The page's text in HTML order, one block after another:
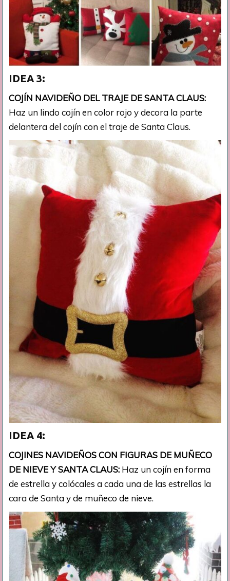
IDEA 3:
COJÍN NAVIDEÑO DEL TRAJE DE SANTA CLAUS:
Haz un lindo cojín en color rojo y decora la parte
delantera del cojín con el traje de Santa Claus.
IDEA 4:
COJINES NAVIDEÑOS CON FIGURAS DE MUÑECO
DE NIEVE Y SANTA CLAUS: Haz un cojín en forma
de estrella y colócales a cada una de las estrellas la
cara de Santa y de muñeco de nieve.